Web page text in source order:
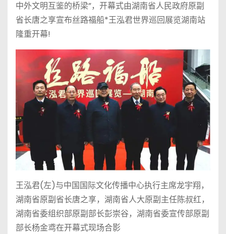
中外文明互鉴的桥梁”，开幕式由湖南省人民政府原副
省长唐之享宣布丝路福船*王泓君世界巡回展览湖南站
隆重开幕!
王泓君(左)与中国国际文化传播中心执行主席龙宇翔，
湖南省原副省长唐之享，湖南省人大原副主任陈叔红，
湖南省委组织部原副部长彭崇谷，湖南省委宣传部原副
部长杨金鸢在开幕式现场合影